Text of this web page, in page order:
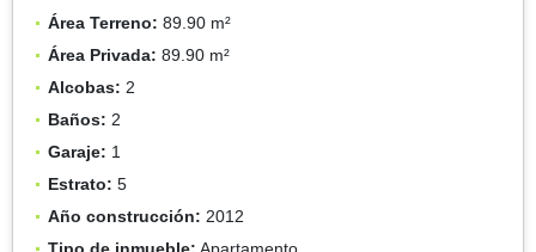
Área Terreno: 89.90 m²
Área Privada: 89.90 m²
Alcobas: 2
Baños: 2
Garaje: 1
Estrato: 5
Año construcción: 2012
Tipo de inmueble: Apartamento